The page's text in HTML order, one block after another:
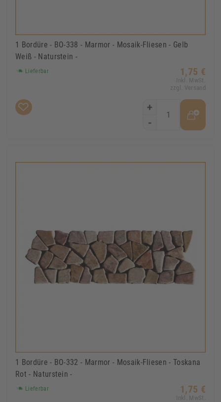
1 Bordüre - BO-338 - Marmor - Mosaik-Fliesen - Gelb
Weiß - Naturstein -
Lieferbar 1,75 €
Inkl. MwSt.
zzgl. Versand
+
-
1 Bordüre - BO-332 - Marmor - Mosaik-Fliesen - Toskana
Rot - Naturstein -
Lieferbar 1,75 €
Inkl. MwSt.